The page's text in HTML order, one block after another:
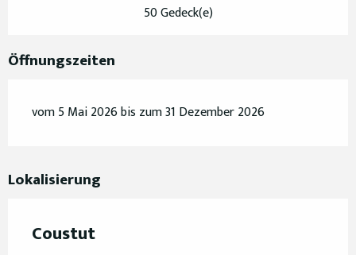
50 Gedeck(e)
Öffnungszeiten
vom 5 Mai 2026 bis zum 31 Dezember 2026
Lokalisierung
Coustut